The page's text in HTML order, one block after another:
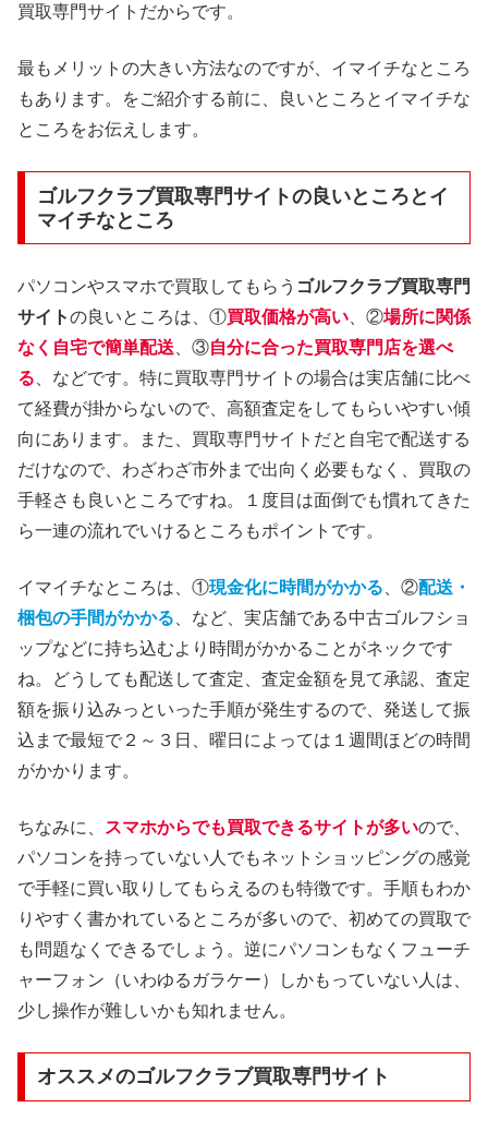
買取専門サイトだからです。
最もメリットの大きい方法なのですが、イマイチなところ
もあります。をご紹介する前に、良いところとイマイチな
ところをお伝えします。
ゴルフクラブ買取専門サイトの良いところとイ
マイチなところ
パソコンやスマホで買取してもらう ゴルフクラブ買取専門
サイトの良いところは、①買取価格が高い 、②場所に関係
なく自宅で簡単配送 、③自分に合った買取専門店を選べ
る 、などです。特に買取専門サイトの場合は実店舗に比べ
て経費が掛からないので、高額査定をしてもらいやすい傾
向にあります。また、買取専門サイトだと自宅で配送する
だけなので、わざわざ市外まで出向く必要もなく、買取の
手軽さも良いところですね。１度目は面倒でも慣れてきた
ら一連の流れでいけるところもポイントです。
イマイチなところは、①現金化に時間がかかる 、②配送・
梱包の手間がかかる 、など、実店舗である中古ゴルフショ
ップなどに持ち込むより時間がかかることがネックです
ね。どうしても配送して査定、査定金額を見て承認、査定
額を振り込みっといった手順が発生するので、発送して振
込まで最短で２～３日、曜日によっては１週間ほどの時間
がかかります。
ちなみに、 スマホからでも買取できるサイトが多いので、
パソコンを持っていない人でもネットショッピングの感覚
で手軽に買い取りしてもらえるのも特徴です。手順もわか
りやすく書かれているところが多いので、初めての買取で
も問題なくできるでしょう。逆にパソコンもなくフューチ
ャーフォン（いわゆるガラケー）しかもっていない人は、
少し操作が難しいかも知れません。
オススメのゴルフクラブ買取専門サイト